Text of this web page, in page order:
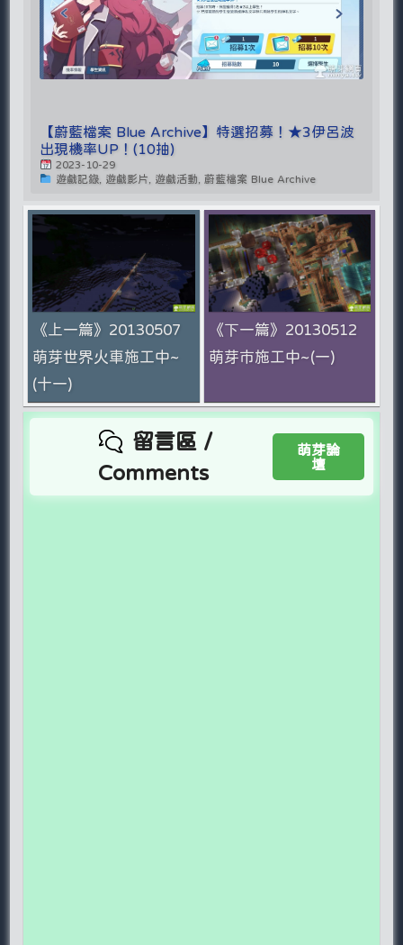
【蔚藍檔案 Blue Archive】特選招募！★3伊呂波
出現機率UP！(10抽)
2023-10-29
遊戲記錄, 遊戲影片, 遊戲活動, 蔚藍檔案 Blue Archive
《上一篇》20130507
萌芽世界火車施工中~
(十一)
《下一篇》20130512
萌芽市施工中~(一)
留言區 /
Comments
萌芽論
壇